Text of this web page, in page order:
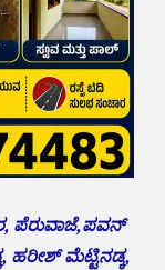
ಪೆರುವಾಜೆ,ಪವನ್
ಮೆಟ್ಟಿನಡ್ಕ,